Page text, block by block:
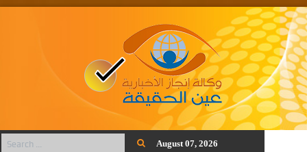
August 07, 2026